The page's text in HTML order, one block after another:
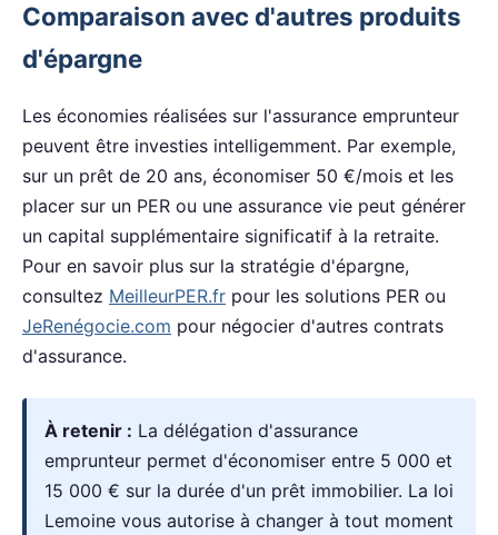
Comparaison avec d'autres produits
d'épargne
Les économies réalisées sur l'assurance emprunteur
peuvent être investies intelligemment. Par exemple,
sur un prêt de 20 ans, économiser 50 €/mois et les
placer sur un PER ou une assurance vie peut générer
un capital supplémentaire significatif à la retraite.
Pour en savoir plus sur la stratégie d'épargne,
consultez MeilleurPER.fr pour les solutions PER ou
JeRenégocie.com pour négocier d'autres contrats
d'assurance.
À retenir : La délégation d'assurance
emprunteur permet d'économiser entre 5 000 et
15 000 € sur la durée d'un prêt immobilier. La loi
Lemoine vous autorise à changer à tout moment